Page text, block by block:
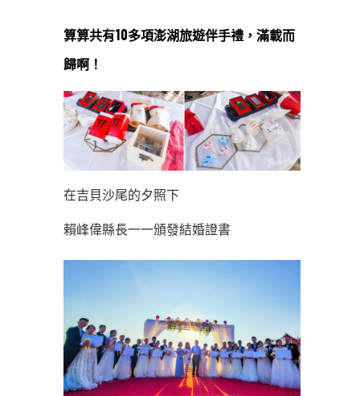
算算共有10多項澎湖旅遊伴手禮，滿載而
歸啊！
在吉貝沙尾的夕照下
賴峰偉縣長一一頒發結婚證書